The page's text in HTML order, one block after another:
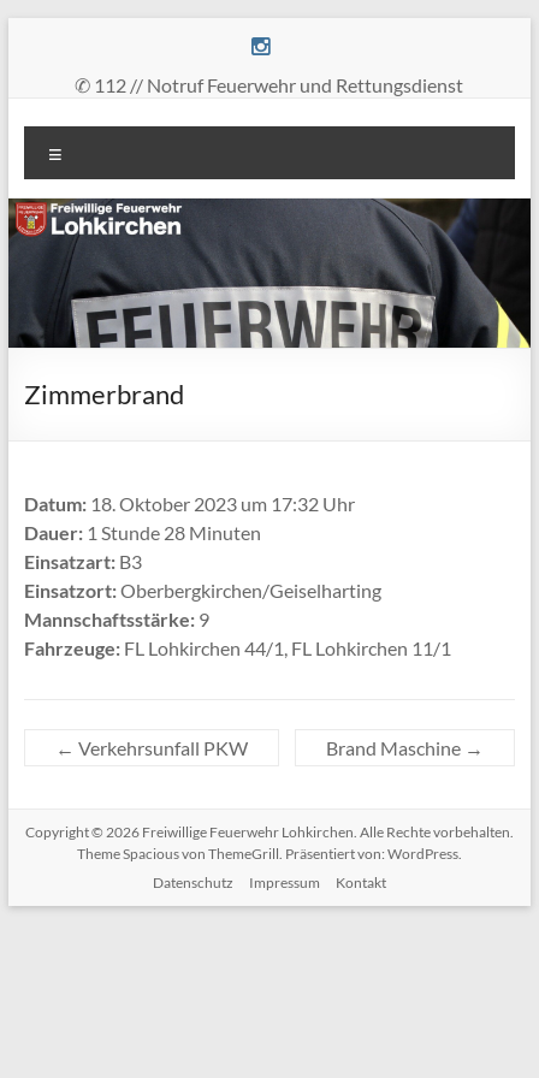
springen✆ 112 // Notruf Feuerwehr und Rettungsdienst
Freiwillige
Feuerwehr
Lohkirchen
retten
löschen
bergen
Zimmerbrand
Datum:18. Oktober 2023 um 17:32 Uhr
Dauer:1 Stunde 28 Minuten
Einsatzart:B3
Einsatzort:Oberbergkirchen/Geiselharting
Mannschaftsstärke:9
Fahrzeuge:FL Lohkirchen 44/1, FL Lohkirchen 11/1
← Verkehrsunfall PKW Brand Maschine →
Copyright © 2026 Freiwillige Feuerwehr Lohkirchen . Alle Rechte vorbehalten.
ThemeSpaciousvon ThemeGrill. Präsentiert von: WordPress.
Datenschutz
Impressum Kontakt